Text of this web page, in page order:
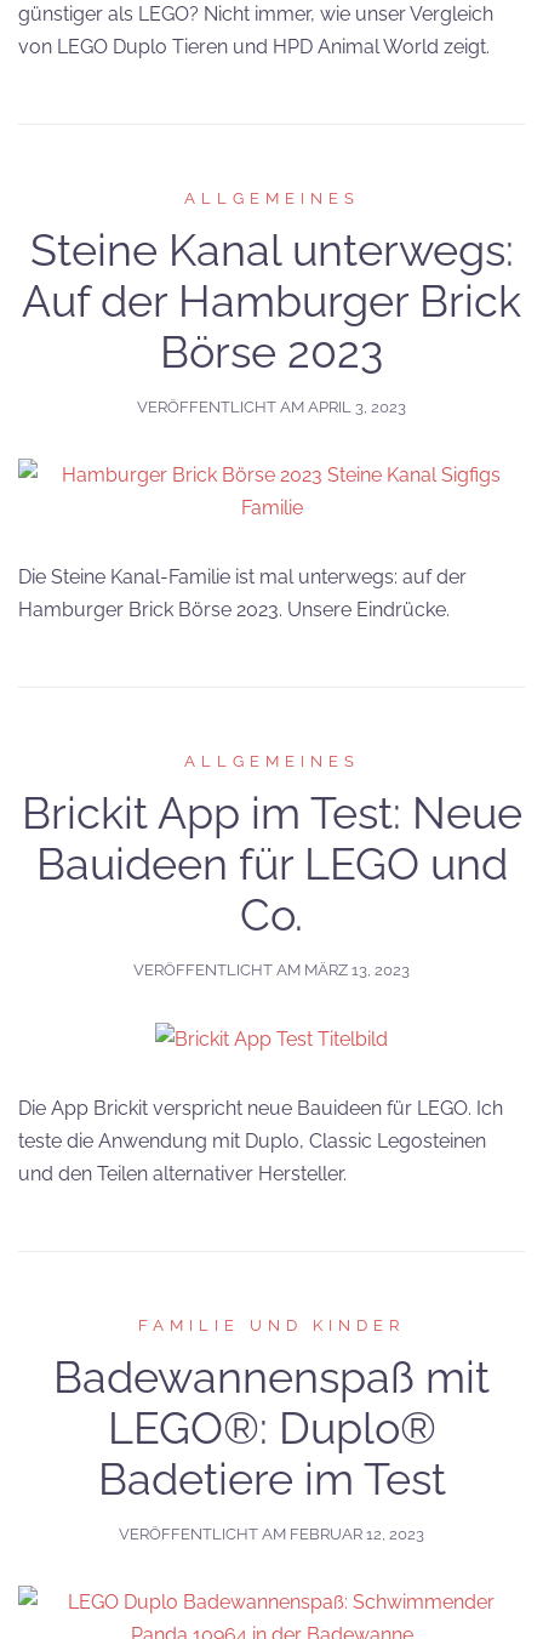
günstiger als LEGO? Nicht immer, wie unser Vergleich
von LEGO Duplo Tieren und HPD Animal World zeigt.
ALLGEMEINES
Steine Kanal unterwegs:
Auf der Hamburger Brick
Börse 2023
VERÖFFENTLICHT AM APRIL 3, 2023
Die Steine Kanal-Familie ist mal unterwegs: auf der
Hamburger Brick Börse 2023. Unsere Eindrücke.
ALLGEMEINES
Brickit App im Test: Neue
Bauideen für LEGO und
Co.
VERÖFFENTLICHT AM MÄRZ 13, 2023
Die App Brickit verspricht neue Bauideen für LEGO. Ich
teste die Anwendung mit Duplo, Classic Legosteinen
und den Teilen alternativer Hersteller.
FAMILIE UND KINDER
Badewannenspaß mit
LEGO®: Duplo®
Badetiere im Test
VERÖFFENTLICHT AM FEBRUAR 12, 2023